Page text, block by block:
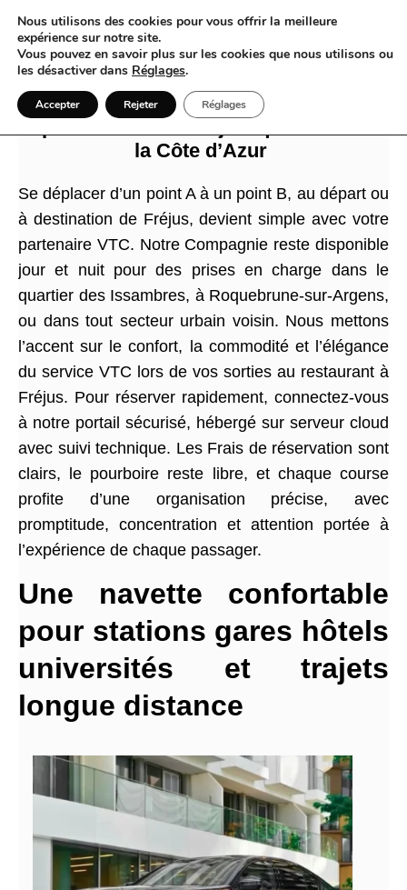
Fréjus en VTC devient le point de
la Côte d’Azur
Se déplacer d’un point A à un point B, au départ ou
à destination de Fréjus, devient simple avec votre
partenaire VTC. Notre Compagnie reste disponible
jour et nuit pour des prises en charge dans le
quartier des Issambres, à Roquebrune-sur-Argens,
ou dans tout secteur urbain voisin. Nous mettons
l’accent sur le confort, la commodité et l’élégance
du service VTC lors de vos sorties au restaurant à
Fréjus. Pour réserver rapidement, connectez-vous
à notre portail sécurisé, hébergé sur serveur cloud
avec suivi technique. Les Frais de réservation sont
clairs, le pourboire reste libre, et chaque course
profite d’une organisation précise, avec
promptitude, concentration et attention portée à
l’expérience de chaque passager.
Une navette confortable
pour stations gares hôtels
universités et trajets
longue distance
Nous utilisons des cookies pour vous offrir la meilleure
expérience sur notre site.
Vous pouvez en savoir plus sur les cookies que nous utilisons ou
les désactiver dans Réglages.
Accepter Rejeter Réglages